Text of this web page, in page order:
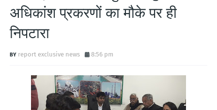
अधिकांश प्रकरणों का मौके पर ही
निपटारा
report exclusive news 8:56 pm